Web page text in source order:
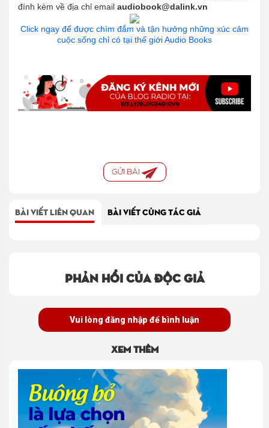
đính kèm về địa chỉ email audiobook@dalink.vn
Click ngay để được chìm đắm và tận hưởng những xúc cảm
cuộc sống chỉ có tại thế giới Audio Books
GỬI BÀI
BÀI VIẾT LIÊN QUAN BÀI VIẾT CÙNG TÁC GIẢ
Phản hồi của độc giả
Vui lòng đăng nhập để bình luận
Xem thêm